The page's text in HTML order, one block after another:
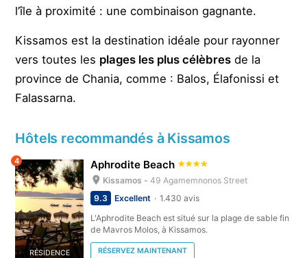
l’île à proximité : une combinaison gagnante.
Kissamos est la destination idéale pour rayonner
vers toutes les plages les plus célèbres de la
province de Chania, comme : Balos, Élafonissi et
Falassarna.
Hôtels recommandés à Kissamos
RÉSIDENCE
4 Aphrodite Beach
Kissamos -49 Agamemnonos Street
9.3
Excellent
1.430 avis
L'Aphrodite Beach est situé sur la plage de sable fin
de Mavros Molos, à Kissamos.
RÉSERVEZ MAINTENANT